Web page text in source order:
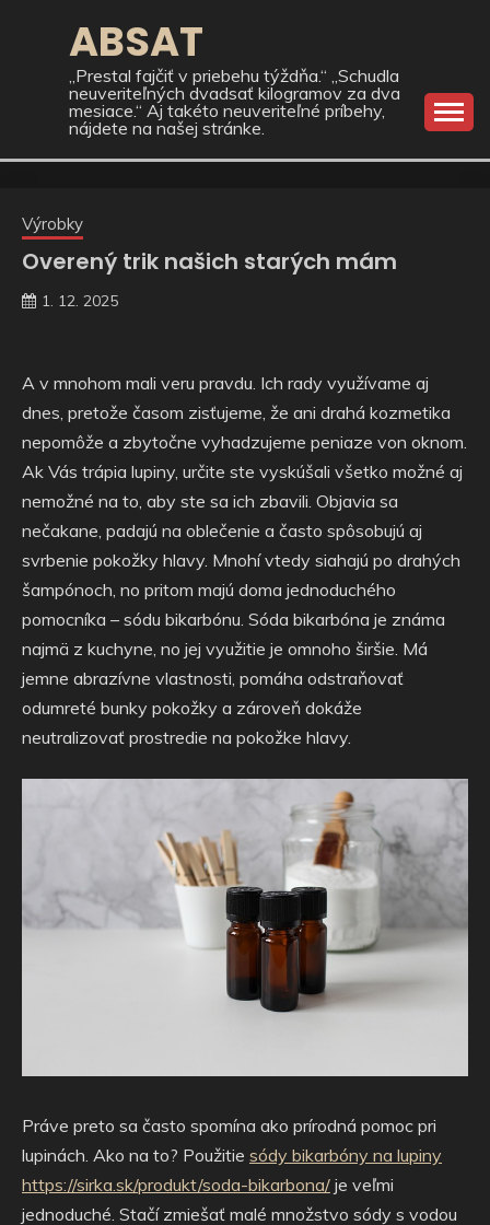
ABSAT
„Prestal fajčiť v priebehu týždňa.“ „Schudla
neuveriteľných dvadsať kilogramov za dva
mesiace.“ Aj takéto neuveriteľné príbehy,
nájdete na našej stránke.
Výrobky
Overený trik našich starých mám
1. 12. 2025
A v mnohom mali veru pravdu. Ich rady využívame aj
dnes, pretože časom zisťujeme, že ani drahá kozmetika
nepomôže a zbytočne vyhadzujeme peniaze von oknom.
Ak Vás trápia lupiny, určite ste vyskúšali všetko možné aj
nemožné na to, aby ste sa ich zbavili. Objavia sa
nečakane, padajú na oblečenie a často spôsobujú aj
svrbenie pokožky hlavy. Mnohí vtedy siahajú po drahých
šampónoch, no pritom majú doma jednoduchého
pomocníka – sódu bikarbónu. Sóda bikarbóna je známa
najmä z kuchyne, no jej využitie je omnoho širšie. Má
jemne abrazívne vlastnosti, pomáha odstraňovať
odumreté bunky pokožky a zároveň dokáže
neutralizovať prostredie na pokožke hlavy.
Práve preto sa často spomína ako prírodná pomoc pri
lupinách. Ako na to? Použitie sódy bikarbóny na lupiny
https://sirka.sk/produkt/soda-bikarbona/ je veľmi
jednoduché. Stačí zmiešať malé množstvo sódy s vodou